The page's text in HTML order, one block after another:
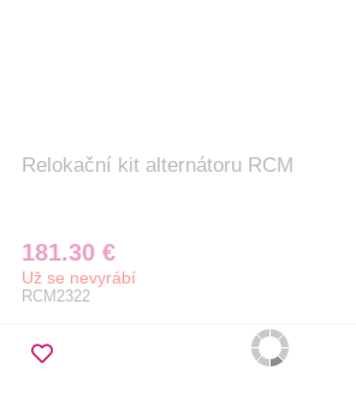
Relokační kit alternátoru RCM
181.30 €
Už se nevyrábí
RCM2322